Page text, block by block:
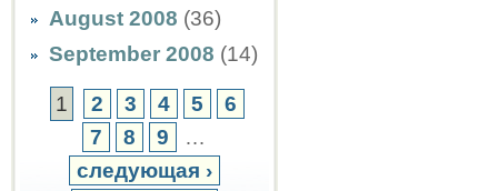
August 2008 (36)
September 2008 (14)
1 2 3 4 5
6
7
8 9
…
следующая ›